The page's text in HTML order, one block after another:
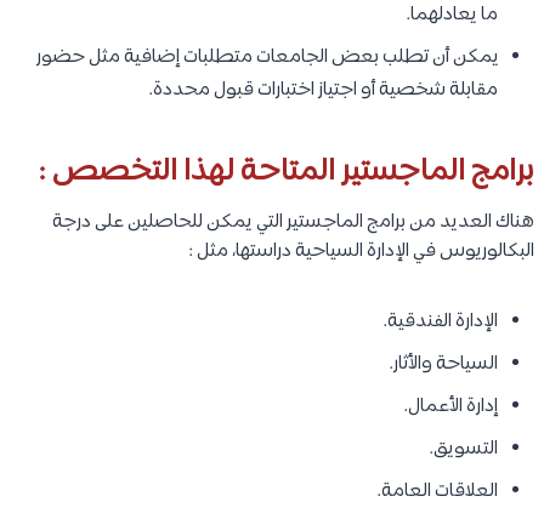
ما يعادلهما.
يمكن أن تطلب بعض الجامعات متطلبات إضافية مثل حضور
مقابلة شخصية أو اجتياز اختبارات قبول محددة.
برامج الماجستير المتاحة لهذا التخصص :
هناك العديد من برامج الماجستير التي يمكن للحاصلين على درجة
البكالوريوس في الإدارة السياحية دراستها، مثل :
الإدارة الفندقية.
السياحة والأثار.
إدارة الأعمال.
التسويق.
العلاقات العامة.